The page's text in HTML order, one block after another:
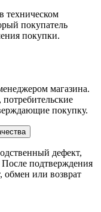
техническом
покупатель
покупки.
магазина.
покупку.
дефект,
После подтверждения
обмен или возврат